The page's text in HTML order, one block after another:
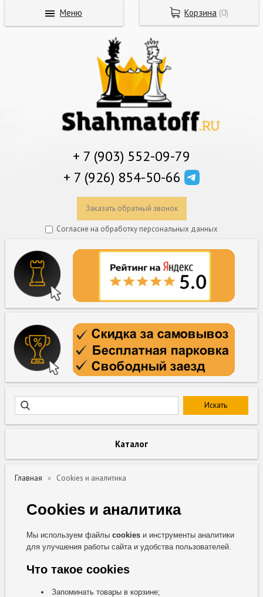
+ 7 (903) 552-09-79
+ 7 (926) 854-50-66
Заказать обратный звонок
Согласие на обработку персональных данных
Каталог
Главная Cookies и аналитика
Cookies и аналитика
Мы используем файлыcookies и инструменты аналитики
для улучшения работы сайта и удобства пользователей.
Что такое cookies
Запоминать товары в корзине;
Корзина (0)
Меню